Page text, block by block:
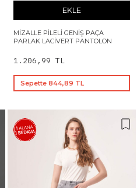
EKLE
MIZALLE PILELI GENIŞ PAÇA
PARLAK LACIVERT PANTOLON
1.206,99 TL
Sepette 844,89 TL